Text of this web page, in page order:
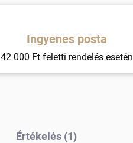
Ingyenes posta
42 000 Ft feletti rendelés esetén
Értékelés (1)